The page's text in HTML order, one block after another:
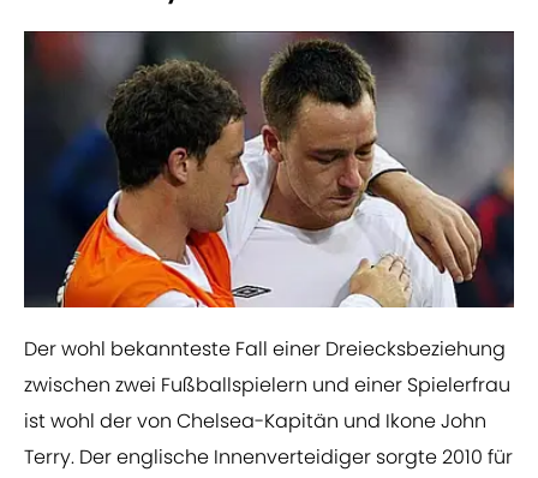
​Der wohl bekannteste Fall einer Dreiecksbeziehung
zwischen zwei Fußballspielern und einer Spielerfrau
ist wohl der von Chelsea-Kapitän und Ikone John
Terry. Der englische Innenverteidiger sorgte 2010 für